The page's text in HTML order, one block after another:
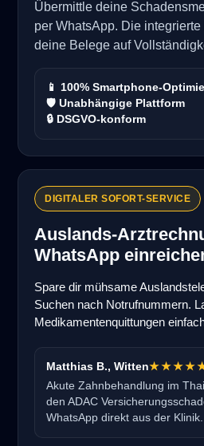
Übermittle deine
per WhatsApp. Die
deine Belege auf
📱 100% Smartphone-
🛡️ Unabhängige Plattform
🔒 DSGVO-konform
DIGITALER SOFORT-SERVICE
Auslands-
WhatsApp
Spare dir mühsame
Suchen nach Notrufnummern.
Medikamentenquittungen
Matthias B., Witten
Akute Zahnbehandlung im
den ADAC
WhatsApp direkt aus der